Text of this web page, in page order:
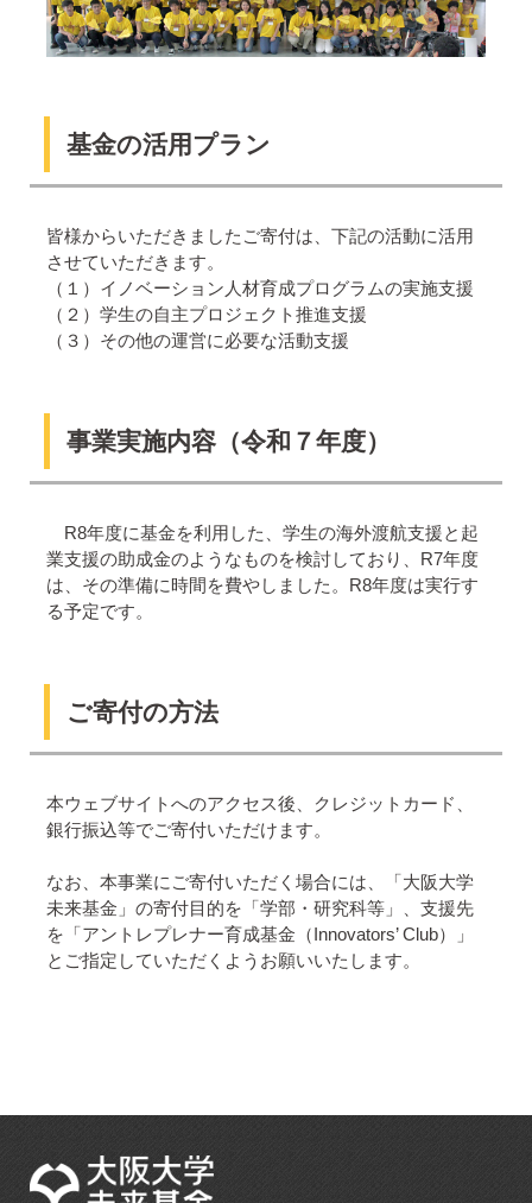
基金の活用プラン
皆様からいただきましたご寄付は、下記の活動に活用
させていただきます。
（１）イノベーション人材育成プログラムの実施支援
（２）学生の自主プロジェクト推進支援
（３）その他の運営に必要な活動支援
事業実施内容（令和７年度）
R8年度に基金を利用した、学生の海外渡航支援と起
業支援の助成金のようなものを検討しており、R7年度
は、その準備に時間を費やしました。R8年度は実行す
る予定です。
ご寄付の方法
本ウェブサイトへのアクセス後、クレジットカード、
銀行振込等でご寄付いただけます。
なお、本事業にご寄付いただく場合には、「大阪大学
未来基金」の寄付目的を「学部・研究科等」、支援先
を「アントレプレナー育成基金（Innovators’ Club）」
とご指定していただくようお願いいたします。